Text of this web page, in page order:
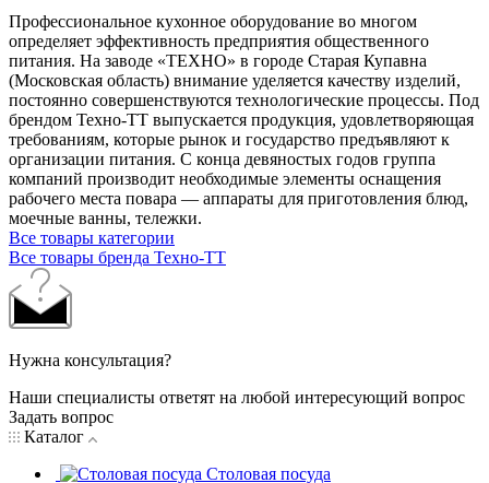
Профессиональное кухонное оборудование во многом
определяет эффективность предприятия общественного
питания. На заводе «ТЕХНО» в городе Старая Купавна
(Московская область) внимание уделяется качеству изделий,
постоянно совершенствуются технологические процессы. Под
брендом Техно-ТТ выпускается продукция, удовлетворяющая
требованиям, которые рынок и государство предъявляют к
организации питания. С конца девяностых годов группа
компаний производит необходимые элементы оснащения
рабочего места повара — аппараты для приготовления блюд,
моечные ванны, тележки.
Все товары категории
Все товары бренда Техно-ТТ
Нужна консультация?
Наши специалисты ответят на любой интересующий вопрос
Задать вопрос
Каталог
Столовая посуда